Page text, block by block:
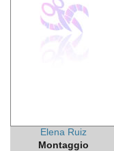
Elena Ruiz
Montaggio